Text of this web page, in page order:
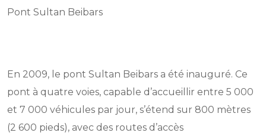
Pont Sultan Beibars
En 2009, le pont Sultan Beibars a été inauguré. Ce
pont à quatre voies, capable d’accueillir entre 5 000
et 7 000 véhicules par jour, s’étend sur 800 mètres
(2 600 pieds), avec des routes d’accès